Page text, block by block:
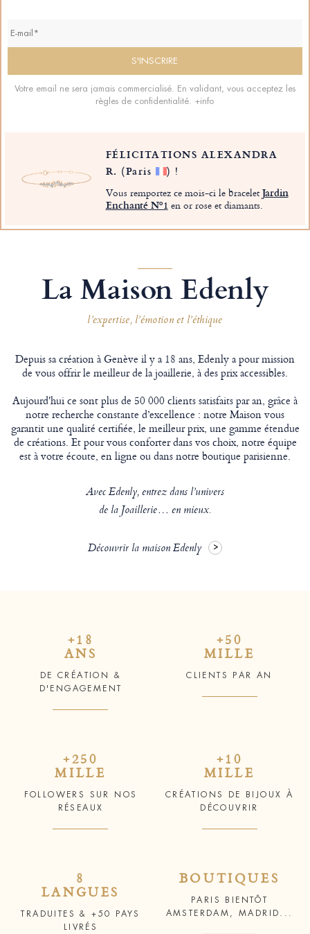
Votre email ne sera jamais commercialisé. En validant, vous acceptez les
règles de confidentialité. +info
FÉLICITATIONS ALEXANDRA
R. (Paris ) !
Vous remportez ce mois-ci le braceletJardin
Enchanté Nº1 en or rose et diamants.
La Maison Edenly
l’expertise, l’émotion et l’éthique
Depuis sa création à Genève il y a 18 ans, Edenly a pour mission
de vous offrir le meilleur de la joaillerie, à des prix accessibles.
Aujourd'hui ce sont plus de 50 000 clients satisfaits par an, grâce à
notre recherche constante d’excellence : notre Maison vous
garantit une qualité certifiée, le meilleur prix, une gamme étendue
de créations. Et pour vous conforter dans vos choix, notre équipe
est à votre écoute, en ligne ou dans notre boutique parisienne.
Avec Edenly, entrez dans l’univers
de la Joaillerie… en mieux.
Découvrir la maison Edenly
+18
ANS
DE CRÉATION &
D'ENGAGEMENT
+50
MILLE
CLIENTS PAR AN
+250
MILLE
FOLLOWERS SUR NOS
RÉSEAUX
+10
MILLE
CRÉATIONS DE BIJOUX À
DÉCOUVRIR
8
LANGUES
TRADUITES & +50 PAYS
LIVRÉS
BOUTIQUES
PARIS BIENTÔT
AMSTERDAM, MADRID...